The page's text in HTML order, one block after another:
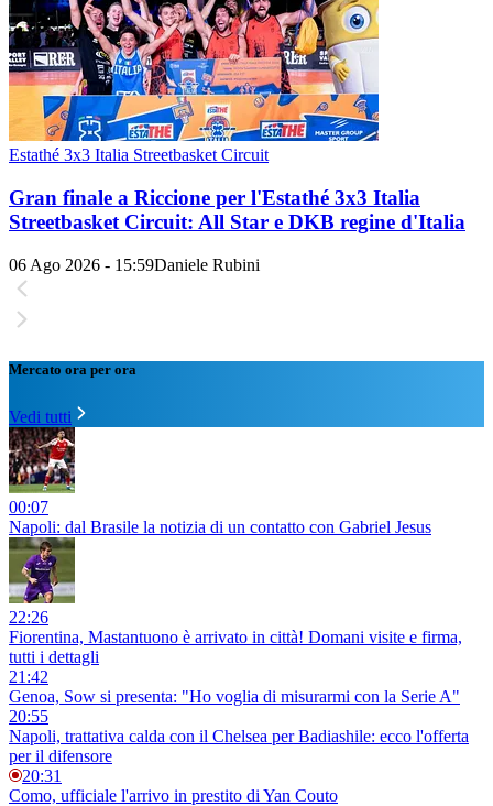
Estathé 3x3 Italia Streetbasket Circuit
Gran finale a Riccione per l'Estathé 3x3 Italia
Streetbasket Circuit: All Star e DKB regine d'Italia
06 Ago 2026 - 15:59Daniele Rubini
Mercato ora per ora
Vedi tutti
00:07
Napoli: dal Brasile la notizia di un contatto con Gabriel Jesus
22:26
Fiorentina, Mastantuono è arrivato in città! Domani visite e firma,
tutti i dettagli
21:42
Genoa, Sow si presenta: "Ho voglia di misurarmi con la Serie A"
20:55
Napoli, trattativa calda con il Chelsea per Badiashile: ecco l'offerta
per il difensore
20:31
Como, ufficiale l'arrivo in prestito di Yan Couto